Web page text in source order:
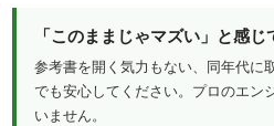
「このままじゃマズい」と感じ
参考書を開く気力もない、同年代
でも安心してください。プロのエン
いません。